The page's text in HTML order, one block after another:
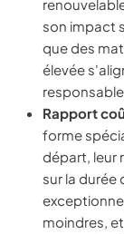
son impact
que des
élevée
Rapport
forme
départ, leur
sur la durée
moindres,